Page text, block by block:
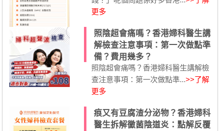
更多
照陰超會痛嗎？香港婦科醫生講
解檢查注意事項：第一次做點準
備？費用幾多？
照陰超會痛嗎？香港婦科醫生講解檢
查注意事項：第一次做點準...>>了解
更多
痕又有豆腐渣分泌物？香港婦科
醫生拆解黴菌陰道炎：點解反覆